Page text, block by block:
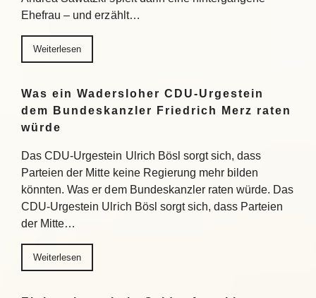
Ehefrau – und erzählt…
Weiterlesen
Was ein Wadersloher CDU-Urgestein
dem Bundeskanzler Friedrich Merz raten
würde
Das CDU-Urgestein Ulrich Bösl sorgt sich, dass
Parteien der Mitte keine Regierung mehr bilden
könnten. Was er dem Bundeskanzler raten würde. Das
CDU-Urgestein Ulrich Bösl sorgt sich, dass Parteien
der Mitte…
Weiterlesen